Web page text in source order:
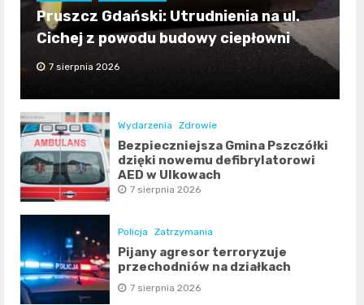
Pruszcz Gdański: Utrudnienia na ul.
Cichej z powodu budowy ciepłowni
7 sierpnia 2026
Wydarzenia Zdrowie
Bezpieczniejsza Gmina Pszczółki
dzięki nowemu defibrylatorowi
AED w Ulkowach
7 sierpnia 2026
Policja Zatrzymania
Pijany agresor terroryzuje
przechodniów na działkach
7 sierpnia 2026